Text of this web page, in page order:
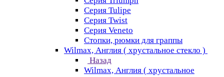
Серия Tulipe
Серия Twist
Серия Veneto
Стопки, рюмки для граппы
Wilmax, Англия ( хрустальное стекло )
Назад
Wilmax, Англия ( хрустальное